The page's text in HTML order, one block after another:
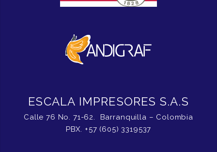
ESCALA IMPRESORES S.A.S
Calle 76 No. 71-62. Barranquilla – Colombia
PBX. +57 (605) 3319537